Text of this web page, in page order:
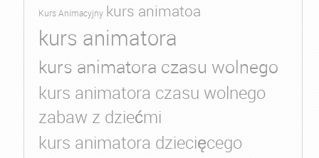
Kurs Animacyjny kurs animatoa
kurs animatora
kurs animatora czasu wolnego
kurs animatora czasu wolnego
zabaw z dziećmi
kurs animatora dziecięcego